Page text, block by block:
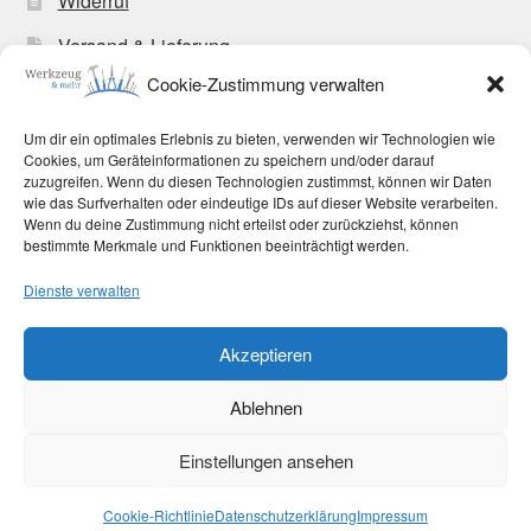
Cookie-Zustimmung verwalten
Um dir ein optimales Erlebnis zu bieten, verwenden wir Technologien wie
Cookies, um Geräteinformationen zu speichern und/oder darauf
zuzugreifen. Wenn du diesen Technologien zustimmst, können wir Daten
wie das Surfverhalten oder eindeutige IDs auf dieser Website verarbeiten.
Wenn du deine Zustimmung nicht erteilst oder zurückziehst, können
bestimmte Merkmale und Funktionen beeinträchtigt werden.
Dienste verwalten
Akzeptieren
Ablehnen
Einstellungen ansehen
Cookie-RichtlinieDatenschutzerklärungImpressum
Versand & Lieferung
Zahlungsweisen
Allgemeine Geschäftsbedingungen
Cookie-Richtlinie (EU)
© Werkzeug und mehr 2026
Erstellt mit WooCommerce
Vertrag widerrufen